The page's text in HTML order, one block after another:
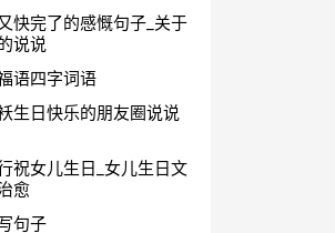
快完了的感慨句子_关于
说说
语四字词语
生日快乐的朋友圈说说
祝女儿生日_女儿生日文
愈
句子